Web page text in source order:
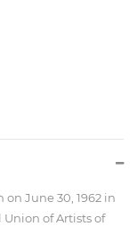
June 30, 1962 in
of Artists of